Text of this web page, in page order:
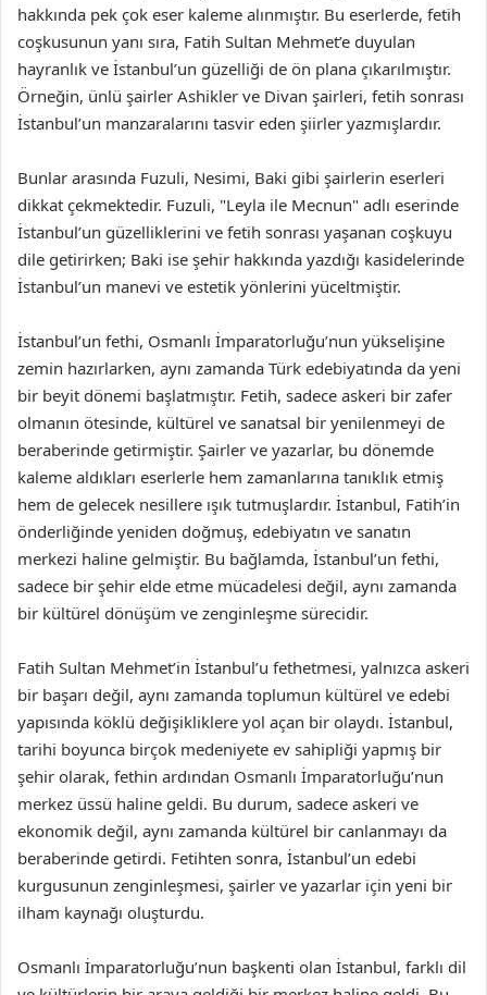
hakkında pek çok eser kaleme alınmıştır. Bu eserlerde, fetih
coşkusunun yanı sıra, Fatih Sultan Mehmet’e duyulan
hayranlık ve İstanbul’un güzelliği de ön plana çıkarılmıştır.
Örneğin, ünlü şairler Ashikler ve Divan şairleri, fetih sonrası
İstanbul’un manzaralarını tasvir eden şiirler yazmışlardır.
Bunlar arasında Fuzuli, Nesimi, Baki gibi şairlerin eserleri
dikkat çekmektedir. Fuzuli, "Leyla ile Mecnun" adlı eserinde
İstanbul’un güzelliklerini ve fetih sonrası yaşanan coşkuyu
dile getirirken; Baki ise şehir hakkında yazdığı kasidelerinde
İstanbul’un manevi ve estetik yönlerini yüceltmiştir.
İstanbul’un fethi, Osmanlı İmparatorluğu’nun yükselişine
zemin hazırlarken, aynı zamanda Türk edebiyatında da yeni
bir beyit dönemi başlatmıştır. Fetih, sadece askeri bir zafer
olmanın ötesinde, kültürel ve sanatsal bir yenilenmeyi de
beraberinde getirmiştir. Şairler ve yazarlar, bu dönemde
kaleme aldıkları eserlerle hem zamanlarına tanıklık etmiş
hem de gelecek nesillere ışık tutmuşlardır. İstanbul, Fatih’in
önderliğinde yeniden doğmuş, edebiyatın ve sanatın
merkezi haline gelmiştir. Bu bağlamda, İstanbul’un fethi,
sadece bir şehir elde etme mücadelesi değil, aynı zamanda
bir kültürel dönüşüm ve zenginleşme sürecidir.
Fatih Sultan Mehmet’in İstanbul’u fethetmesi, yalnızca askeri
bir başarı değil, aynı zamanda toplumun kültürel ve edebi
yapısında köklü değişikliklere yol açan bir olaydı. İstanbul,
tarihi boyunca birçok medeniyete ev sahipliği yapmış bir
şehir olarak, fethin ardından Osmanlı İmparatorluğu’nun
merkez üssü haline geldi. Bu durum, sadece askeri ve
ekonomik değil, aynı zamanda kültürel bir canlanmayı da
beraberinde getirdi. Fetihten sonra, İstanbul’un edebi
kurgusunun zenginleşmesi, şairler ve yazarlar için yeni bir
ilham kaynağı oluşturdu.
Osmanlı İmparatorluğu’nun başkenti olan İstanbul, farklı dil